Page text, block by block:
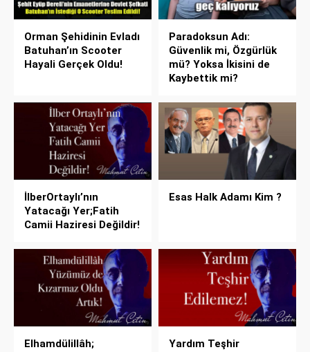
Orman Şehidinin Evladı
Batuhan’ın Scooter
Hayali Gerçek Oldu!
Paradoksun Adı:
Güvenlik mi, Özgürlük
mü? Yoksa İkisini de
Kaybettik mi?
İlberOrtaylı’nın
Yatacağı Yer;Fatih
Camii Haziresi Değildir!
Esas Halk Adamı Kim ?
Elhamdülillâh;
Yardım Teşhir